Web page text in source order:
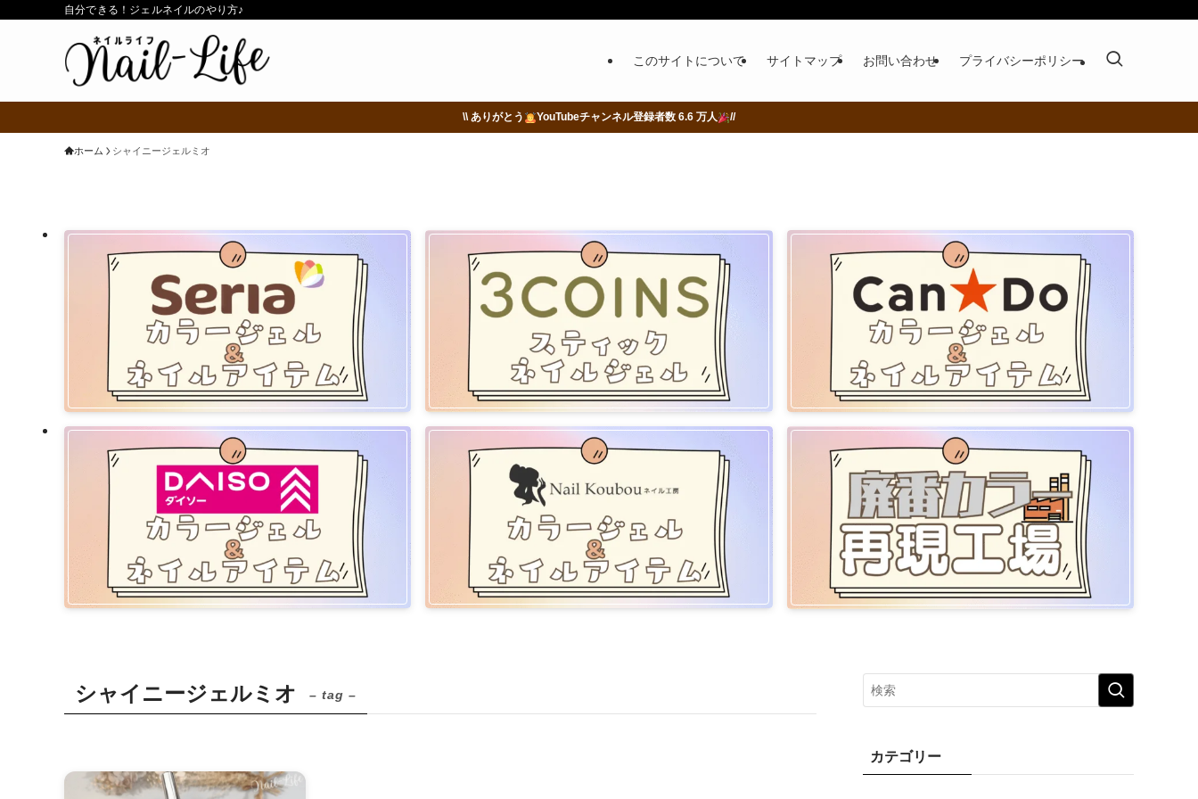
自分できる！ジェルネイルのやり方♪
このサイトについて サイトマップ お問い合わせ プライバシーポリシー
\\ ありがとう YouTubeチャンネル登録者数 6.6 万人 //
ホーム シャイニージェルミオ
シャイニージェルミオ – tag –
カテゴリー